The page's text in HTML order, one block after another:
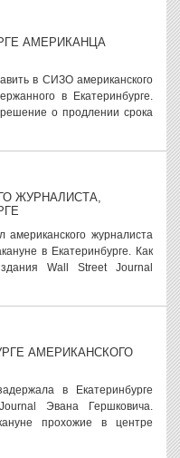
АМЕРИКАНЦА
в СИЗО американского
в Екатеринбурге.
о продлении срока
ЖУРНАЛИСТА,
американского журналиста
в Екатеринбурге. Как
Wall Street Journal
АМЕРИКАНСКОГО
в Екатеринбурге
Эвана Гершковича.
прохожие в центре